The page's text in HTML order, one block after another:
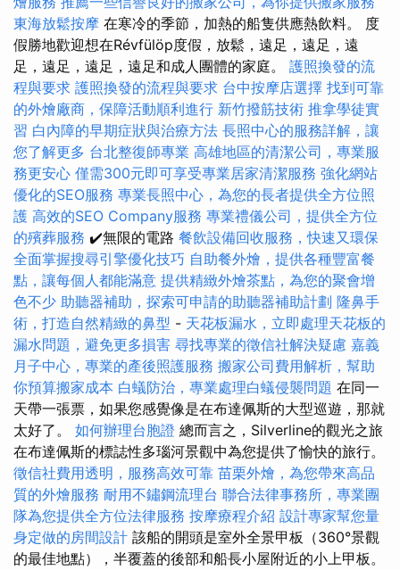
東海放鬆按摩 在寒冷的季節，加熱的船隻供應熱飲料。 度
假勝地歡迎想在Révfülöp度假，放鬆，遠足，遠足，遠
足，遠足，遠足，遠足和成人團體的家庭。 護照換發的流
程與要求 護照換發的流程與要求 台中按摩店選擇 找到可靠
的外燴廠商，保障活動順利進行 新竹撥筋技術 推拿學徒實
習 白內障的早期症狀與治療方法 長照中心的服務詳解，讓
您了解更多 台北整復師專業 高雄地區的清潔公司，專業服
務更安心 僅需300元即可享受專業居家清潔服務 強化網站
優化的SEO服務 專業長照中心，為您的長者提供全方位照
護 高效的SEO Company服務 專業禮儀公司，提供全方位
的殯葬服務 ✔️無限的電路 餐飲設備回收服務，快速又環保
全面掌握搜尋引擎優化技巧 自助餐外燴，提供各種豐富餐
點，讓每個人都能滿意 提供精緻外燴茶點，為您的聚會增
色不少 助聽器補助，探索可申請的助聽器補助計劃 隆鼻手
術，打造自然精緻的鼻型 - 天花板漏水，立即處理天花板的
漏水問題，避免更多損害 尋找專業的徵信社解決疑慮 嘉義
月子中心，專業的產後照護服務 搬家公司費用解析，幫助
你預算搬家成本 白蟻防治，專業處理白蟻侵襲問題 在同一
天帶一張票，如果您感覺像是在布達佩斯的大型巡遊，那就
太好了。 如何辦理台胞證 總而言之，Silverline的觀光之旅
在布達佩斯的標誌性多瑙河景觀中為您提供了愉快的旅行。
徵信社費用透明，服務高效可靠 苗栗外燴，為您帶來高品
質的外燴服務 耐用不鏽鋼流理台 聯合法律事務所，專業團
隊為您提供全方位法律服務 按摩療程介紹 設計專家幫您量
身定做的房間設計 該船的開頭是室外全景甲板（360°景觀
的最佳地點），半覆蓋的後部和船長小屋附近的小上甲板。